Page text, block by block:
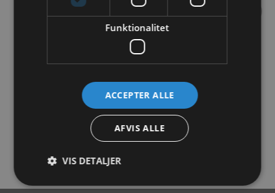
Tilføj til
Trixie Høhæk med låg i
brændt træ – Stor
TILFØJ TIL KURV
JR Farm Health G. Dental
Cookies Rødbede 150g
Funktionalitet
ACCEPTER ALLE
AFVIS ALLE
VIS DETALJER